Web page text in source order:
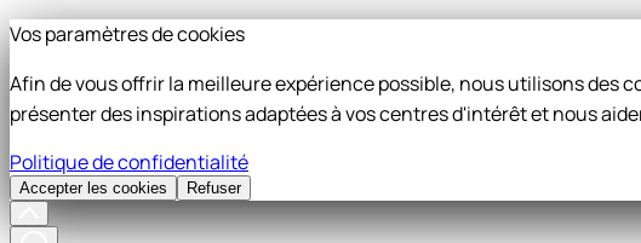
Vos paramètres de cookies
Afin de vous offrir la meilleure expérience possible, nous utilisons des
présenter des inspirations adaptées à vos centres d'intérêt et nous
Politique de confidentialité
Accepter les cookies Refuser